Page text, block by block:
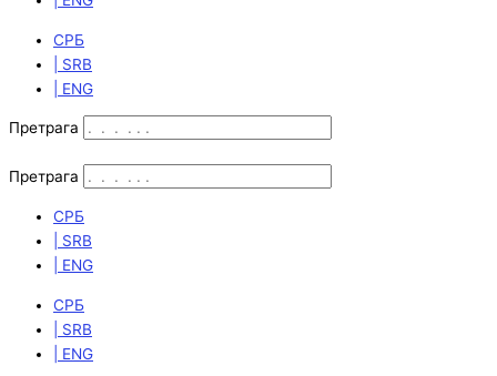
СРБ
| SRB
| ENG
Претрага
Претрага
СРБ
| SRB
| ENG
СРБ
| SRB
| ENG